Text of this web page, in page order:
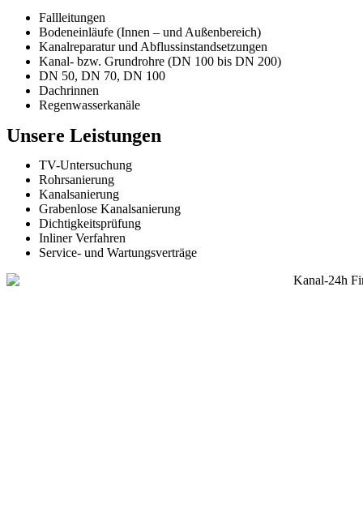
Fallleitungen
Bodeneinläufe (Innen – und Außenbereich)
Kanalreparatur und Abflussinstandsetzungen
Kanal- bzw. Grundrohre (DN 100 bis DN 200)
DN 50, DN 70, DN 100
Dachrinnen
Regenwasserkanäle
Unsere Leistungen
TV-Untersuchung
Rohrsanierung
Kanalsanierung
Grabenlose Kanalsanierung
Dichtigkeitsprüfung
Inliner Verfahren
Service- und Wartungsverträge